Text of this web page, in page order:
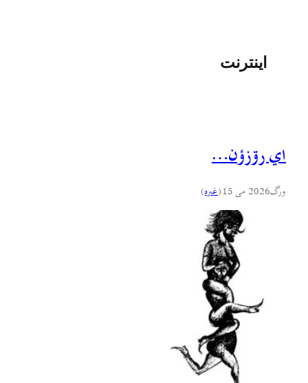
اینترنت
اي رۊزؤن…
ورگ2026 می 15 (غىره)